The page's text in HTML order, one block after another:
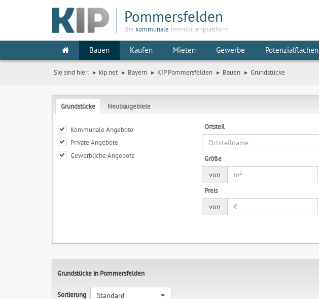
Pommersfelden
Die kommunale Immobilienplattform
Bauen Kaufen Mieten Gewerbe Potenzialflächen
Sie sind hier: kip.net Bayern KIP Pommersfelden Bauen Grundstücke
Grundstücke Neubaugebiete
Kommunale Angebote
Private Angebote
Gewerbliche Angebote
Ortsteil
Größe
von
Preis
von
Grundstücke in Pommersfelden
Sortierung Standard